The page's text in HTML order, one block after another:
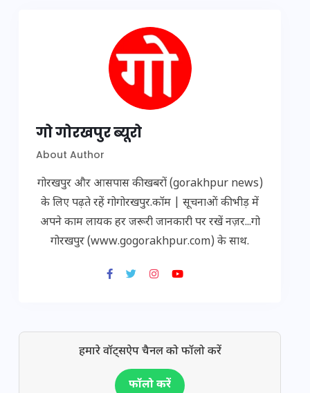
गो गोरखपुर ब्यूरो
About Author
गोरखपुर और आसपास की खबरों (gorakhpur news)
के लिए पढ़ते रहें गोगोरखपुर.कॉम | सूचनाओं की भीड़ में
अपने काम लायक हर जरूरी जानकारी पर रखें नज़र...गो
गोरखपुर (www.gogorakhpur.com) के साथ.
हमारे वॉट्सऐप चैनल को फॉलो करें
फॉलो करें